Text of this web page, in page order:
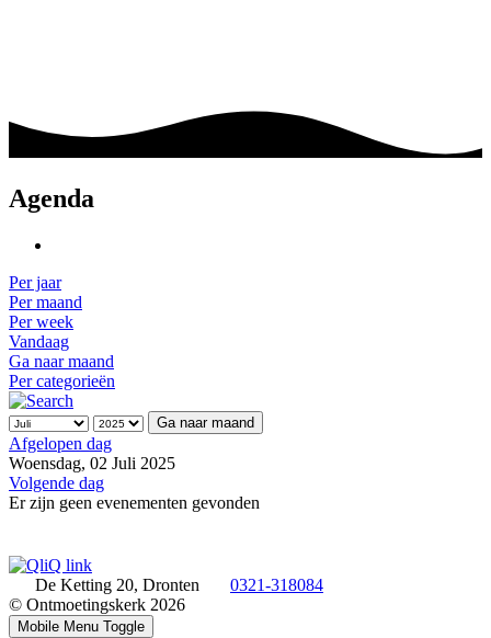
Agenda
Per jaar
Per maand
Per week
Vandaag
Ga naar maand
Per categorieën
Ga naar maand
Afgelopen dag
Woensdag, 02 Juli 2025
Volgende dag
Er zijn geen evenementen gevonden
De Ketting 20, Dronten
0321-318084
© Ontmoetingskerk 2026
Mobile Menu Toggle